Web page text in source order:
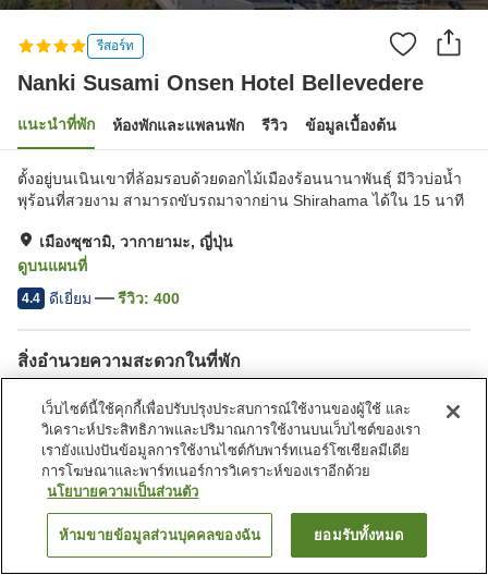
รีสอร์ท
Nanki Susami Onsen Hotel Bellevedere
แนะนำที่พัก ห้องพักและแพลนพัก รีวิว ข้อมูลเบื้องต้น
ตั้งอยู่บนเนินเขาที่ล้อมรอบด้วยดอกไม้เมืองร้อนนานาพันธุ์ มีวิวบ่อน้ำ
พุร้อนที่สวยงาม สามารถขับรถมาจากย่าน Shirahama ได้ใน 15 นาที
เมืองซุซามิ, วากายามะ, ญี่ปุ่น
ดูบนแผนที่
4.4 ดีเยี่ยม รีวิว: 400
สิ่งอำนวยความสะดวกในที่พัก
อ่างหินร้อน
ซาวน่า
หน้าแรก ญี่ปุ่น วากายามะ
เมืองซุซามิ
Nanki Susami Onsen Hotel Bellevedere
ค้นหาห้องพัก
เว็บไซต์นี้ใช้คุกกี้เพื่อปรับปรุงประสบการณ์ใช้งานของผู้ใช้ และ
วิเคราะห์ประสิทธิภาพและปริมาณการใช้งานบนเว็บไซต์ของเรา
เรายังแบ่งปันข้อมูลการใช้งานไซต์กับพาร์ทเนอร์โซเชียลมีเดีย
การโฆษณาและพาร์ทเนอร์การวิเคราะห์ของเราอีกด้วย
นโยบายความเป็นส่วนตัว
ห้ามขายข้อมูลส่วนบุคคลของฉัน ยอมรับทั้งหมด